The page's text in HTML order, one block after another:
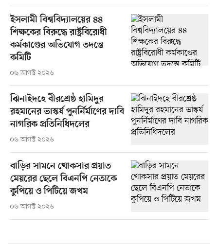
ইসলামী বিশ্ববিদ্যালয়ের ৪৪
শিক্ষকের বিরুদ্ধে রাষ্ট্রবিরোধী
কর্মকাণ্ডের অভিযোগ তদন্তে
কমিটি
০৬ আগস্ট ২০২৬
ঝিনাইদহে বীরশ্রেষ্ঠ হামিদুর
রহমানের ভাস্কর্য পুনর্নির্মাণের দাবি
নাগরিক প্রতিনিধিদলের
০৬ আগস্ট ২০২৬
বাড়ির সামনে খোকসার প্রয়াত
মেয়রের ছেলে বিএনপি নেতাকে
কুপিয়ে ও পিটিয়ে জখম
০৬ আগস্ট ২০২৬